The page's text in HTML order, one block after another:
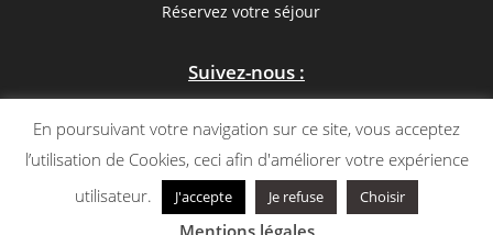
Réservez votre séjour
Suivez-nous :
Facebook
l Copyright Sébastien Chenal l Tout droits réservés l
En poursuivant votre navigation sur ce site, vous acceptez
l’utilisation de Cookies, ceci afin d'améliorer votre expérience
utilisateur.
J'accepte Je refuse Choisir
Mentions légales